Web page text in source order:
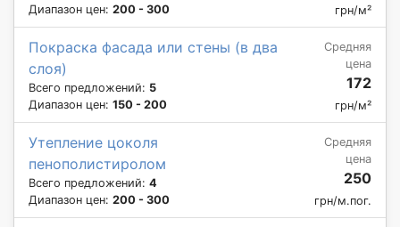
Диапазон цен: 200 - 300 грн/м²
Покраска фасада или стены (в два
слоя)
Всего предложений: 5
Диапазон цен: 150 - 200
Средняя
цена
172
грн/м²
Утепление цоколя
пенополистиролом
Всего предложений: 4
Диапазон цен: 200 - 300
Средняя
цена
250
грн/м.пог.